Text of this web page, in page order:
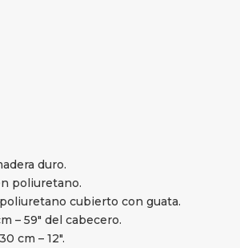
duro.
poliuretano.
cubierto con guata.
– 59″ del cabecero.
cm – 12″.